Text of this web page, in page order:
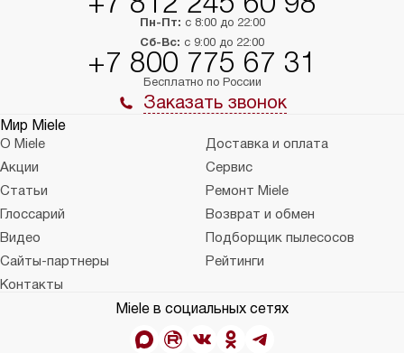
Пн-Пт: с 8:00 до 22:00
Сб-Вс: с 9:00 до 22:00
+7 800 775 67 31
Бесплатно по России
Заказать звонок
Мир Miele
О Miele
Доставка и оплата
Акции
Сервис
Статьи
Ремонт Miele
Глоссарий
Возврат и обмен
Видео
Подборщик пылесосов
Сайты-партнеры
Рейтинги
Контакты
Miele в социальных сетях